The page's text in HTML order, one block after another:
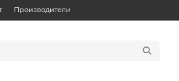
Производители